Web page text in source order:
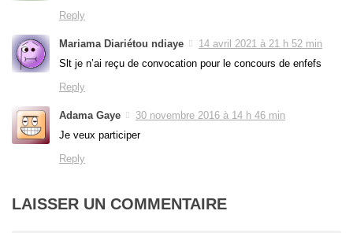
Reply
Mariama Diariétou ndiaye
14 avril 2021 à 21 h 52 min
Slt je n’ai reçu de convocation pour le concours de enfefs
Reply
Adama Gaye
30 novembre 2016 à 14 h 46 min
Je veux participer
Reply
LAISSER UN COMMENTAIRE